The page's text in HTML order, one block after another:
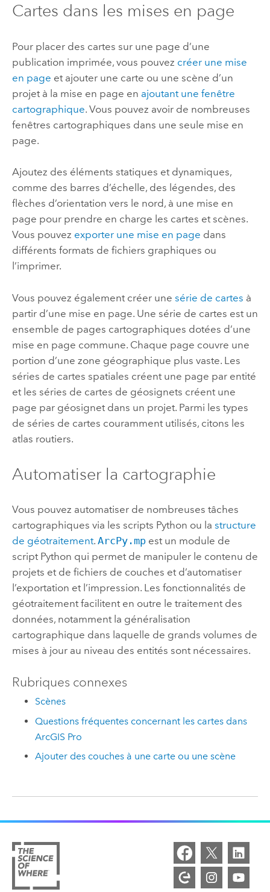
Cartes dans les mises en page
Pour placer des cartes sur une page d’une
publication imprimée, vous pouvez créer une mise
en page et ajouter une carte ou une scène d’un
projet à la mise en page en ajoutant une fenêtre
cartographique. Vous pouvez avoir de nombreuses
fenêtres cartographiques dans une seule mise en
page.
Ajoutez des éléments statiques et dynamiques,
comme des barres d’échelle, des légendes, des
flèches d’orientation vers le nord, à une mise en
page pour prendre en charge les cartes et scènes.
Vous pouvez exporter une mise en page dans
différents formats de fichiers graphiques ou
l’imprimer.
Vous pouvez également créer une série de cartes à
partir d’une mise en page. Une série de cartes est un
ensemble de pages cartographiques dotées d’une
mise en page commune. Chaque page couvre une
portion d’une zone géographique plus vaste. Les
séries de cartes spatiales créent une page par entité
et les séries de cartes de géosignets créent une
page par géosignet dans un projet. Parmi les types
de séries de cartes couramment utilisés, citons les
atlas routiers.
Automatiser la cartographie
Vous pouvez automatiser de nombreuses tâches
cartographiques via les scripts Python ou la structure
de géotraitement. ArcPy.mpest un module de
script Python qui permet de manipuler le contenu de
projets et de fichiers de couches et d’automatiser
l’exportation et l’impression. Les fonctionnalités de
géotraitement facilitent en outre le traitement des
données, notamment la généralisation
cartographique dans laquelle de grands volumes de
mises à jour au niveau des entités sont nécessaires.
Rubriques connexes
Scènes
Questions fréquentes concernant les cartes dans
ArcGIS Pro
Ajouter des couches à une carte ou une scène